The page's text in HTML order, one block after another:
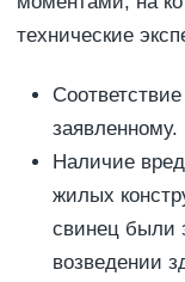
технические
заявленному.
Наличие
жилых
свинец были
возведении